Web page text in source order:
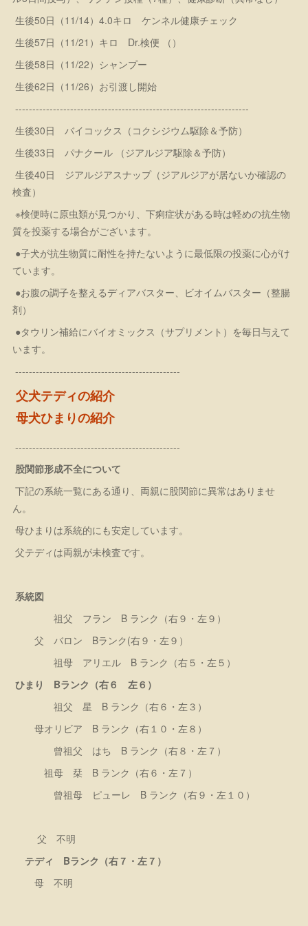
生後50日（11/14）4.0キロ ケンネル健康チェック
生後57日（11/21）キロ Dr.検便 （）
生後58日（11/22）シャンプー
生後62日（11/26）お引渡し開始
--------------------------------------------------------------------
生後30日 バイコックス（コクシジウム駆除＆予防）
生後33日 パナクール （ジアルジア駆除＆予防）
生後40日 ジアルジアスナップ（ジアルジアが居ないか確認の
検査）
※検便時に原虫類が見つかり、下痢症状がある時は軽めの抗生物
質を投薬する場合がございます。
●子犬が抗生物質に耐性を持たないように最低限の投薬に心がけ
ています。
●お腹の調子を整えるディアバスター、ビオイムバスター（整腸
剤）
●タウリン補給にバイオミックス（サプリメント）を毎日与えて
います。
------------------------------------------------
父犬テディの紹介
母犬ひまりの紹介
------------------------------------------------
股関節形成不全について
下記の系統一覧にある通り、両親に股関節に異常はありませ
ん。
母ひまりは系統的にも安定しています。
父テディは両親が未検査です。
系統図
祖父 フラン B ランク（右９・左９）
父 バロン Bランク(右９・左９）
祖母 アリエル B ランク（右５・左５）
ひまり Bランク（右６ 左６）
祖父 星 B ランク（右６・左３）
母オリビア B ランク（右１０・左８）
曾祖父 はち B ランク（右８・左７）
祖母 栞 B ランク（右６・左７）
曾祖母 ピューレ B ランク（右９・左１０）
父 不明
テディ Bランク（右７・左７）
母 不明